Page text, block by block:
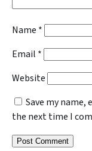
Name *
Email *
Website
Save my
the next time I